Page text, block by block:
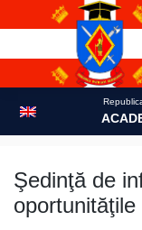
Şedinţă de